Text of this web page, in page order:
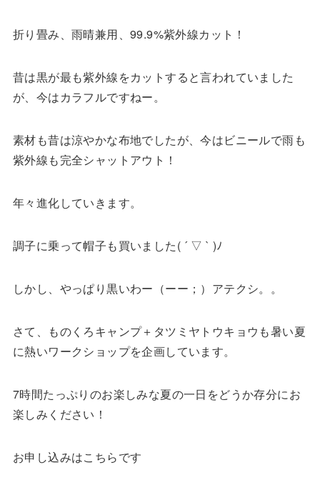
折り畳み、雨晴兼用、99.9%紫外線カット！
昔は黒が最も紫外線をカットすると言われていました
が、今はカラフルですねー。
素材も昔は涼やかな布地でしたが、今はビニールで雨も
紫外線も完全シャットアウト！
年々進化していきます。
調子に乗って帽子も買いました( ´ ▽ ` )ﾉ
しかし、やっぱり黒いわー（ーー；）アテクシ。。
さて、ものくろキャンプ＋タツミヤトウキョウも暑い夏
に熱いワークショップを企画しています。
7時間たっぷりのお楽しみな夏の一日をどうか存分にお
楽しみください！
お申し込みはこちらです